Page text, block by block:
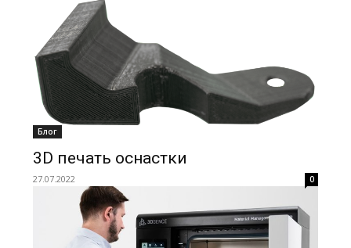
Блог
3D печать оснастки
27.07.2022 0